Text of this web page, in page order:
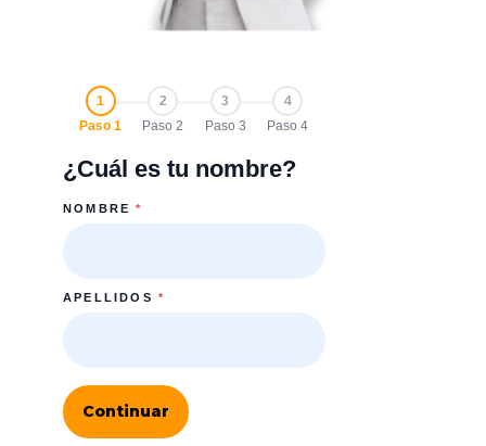
1
Paso 1
2
Paso 2
3
Paso 3
4
Paso 4
¿Cuál es tu nombre?
NOMBRE*
APELLIDOS *
Continuar